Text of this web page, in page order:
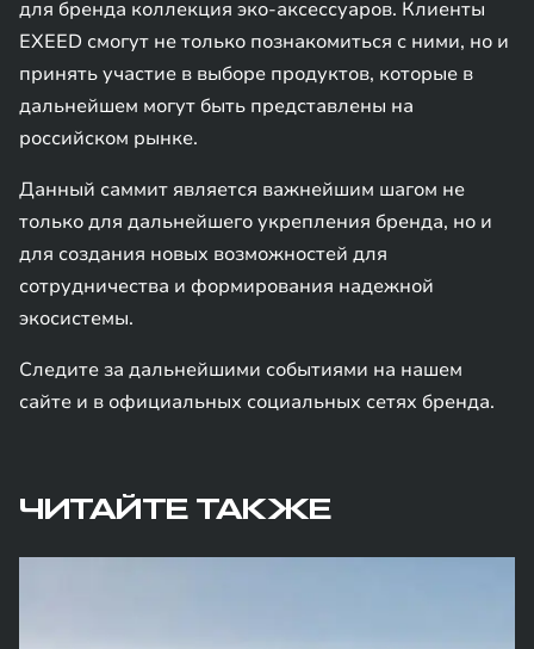
для бренда коллекция эко-аксессуаров. Клиенты
EXEED смогут не только познакомиться с ними, но и
принять участие в выборе продуктов, которые в
дальнейшем могут быть представлены на
российском рынке.
Данный саммит является важнейшим шагом не
только для дальнейшего укрепления бренда, но и
для создания новых возможностей для
сотрудничества и формирования надежной
экосистемы.
Следите за дальнейшими событиями на нашем
сайте и в официальных социальных сетях бренда.
ЧИТАЙТЕ ТАКЖЕ